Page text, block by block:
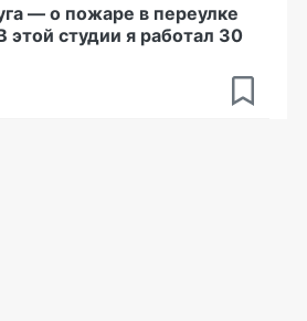
— о пожаре в переулке
этой студии я работал 30